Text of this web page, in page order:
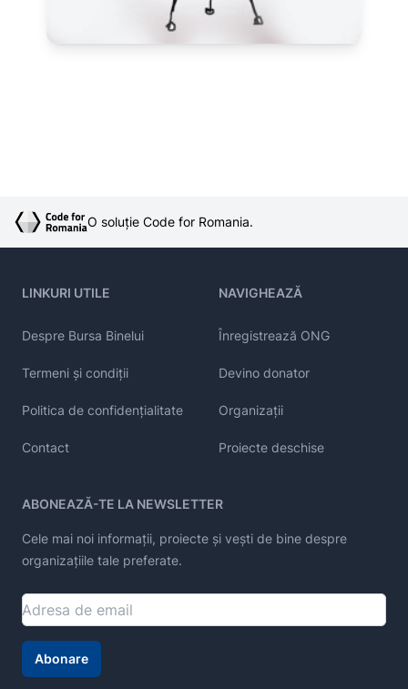
O soluție Code for Romania.
LINKURI UTILE
Despre Bursa Binelui
Termeni și condiții
Politica de confidențialitate
Contact
NAVIGHEAZĂ
Înregistrează ONG
Devino donator
Organizații
Proiecte deschise
ABONEAZĂ-TE LA NEWSLETTER
Cele mai noi informații, proiecte și vești de bine despre
organizațiile tale preferate.
Abonare